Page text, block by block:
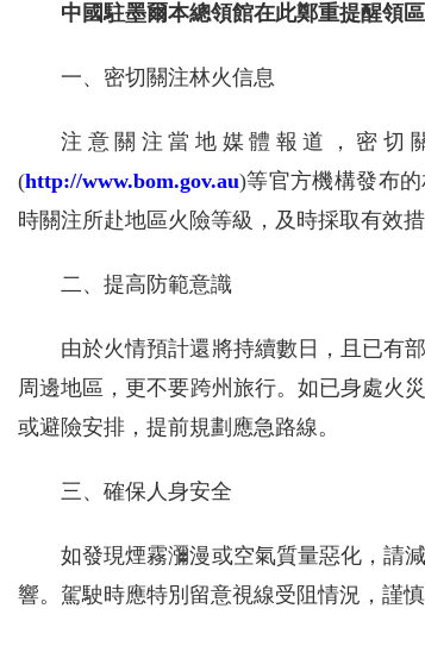
中國駐墨爾本總領館在此鄭重提醒領
一、密切關注林火信息
注意關注當地媒體報道，密切
(http://www.bom.gov.au)等官方機構發布
時關注所赴地區火險等級，及時採取有效措
二、提高防範意識
由於火情預計還將持續數日，且已有
周邊地區，更不要跨州旅行。如已身處火
或避險安排，提前規劃應急路線。
三、確保人身安全
如發現煙霧瀰漫或空氣質量惡化，請
響。駕駛時應特別留意視線受阻情況，謹慎